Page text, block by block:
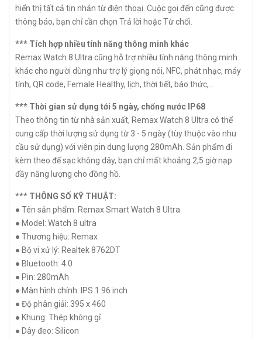
hiển thị tất cả tin nhắn từ điện thoại. Cuộc gọi đến cũng được
thông báo, bạn chỉ cần chọn Trả lời hoặc Từ chối.
*** Tích hợp nhiều tính năng thông minh khác
Remax Watch 8 Ultra cũng hỗ trợ nhiều tính năng thông minh
khác cho người dùng như trợ lý giọng nói, NFC, phát nhạc, máy
tính, QR code, Female Healthy, lịch, thời tiết, báo thức,...
*** Thời gian sử dụng tới 5 ngày, chống nước IP68
Theo thông tin từ nhà sản xuất, Remax Watch 8 Ultra có thể
cung cấp thời lượng sử dụng từ 3 - 5 ngày (tùy thuộc vào nhu
cầu sử dụng) với viên pin dung lượng 280mAh. Sản phẩm đi
kèm theo đế sạc không dây, bạn chỉ mất khoảng 2,5 giờ nạp
đầy năng lượng cho đồng hồ.
*** THÔNG SỐ KỸ THUẬT:
● Tên sản phẩm: Remax Smart Watch 8 Ultra
● Model: Watch 8 ultra
● Thương hiệu: Remax
● Bộ vi xử lý: Realtek 8762DT
● Bluetooth: 4.0
● Pin: 280mAh
● Màn hình chính: IPS 1.96 inch
● Độ phân giải: 395 x 460
● Khung: Thép không gỉ
● Dây đeo: Silicon